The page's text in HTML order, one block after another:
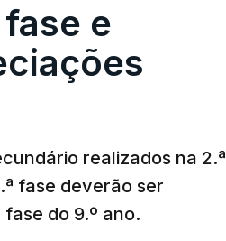
e
realizados na 2.ª
fase deverão ser
do 9.º ano.